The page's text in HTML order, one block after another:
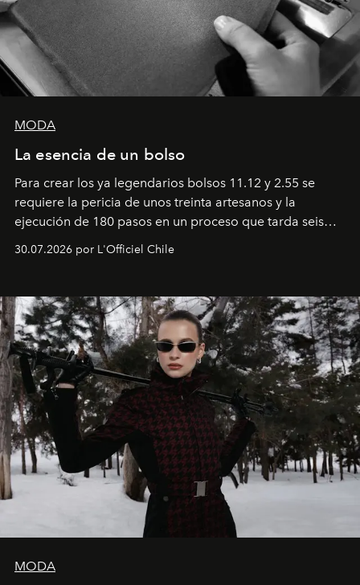
MODA
La esencia de un bolso
Para crear los ya legendarios bolsos 11.12 y 2.55 se
requiere la pericia de unos treinta artesanos y la
ejecución de 180 pasos en un proceso que tarda seis
semanas. Los expertos ponen en práctica una técnica
que se enseña solamente en la escuela de formación de
30.07.2026 por L'Officiel Chile
MODA